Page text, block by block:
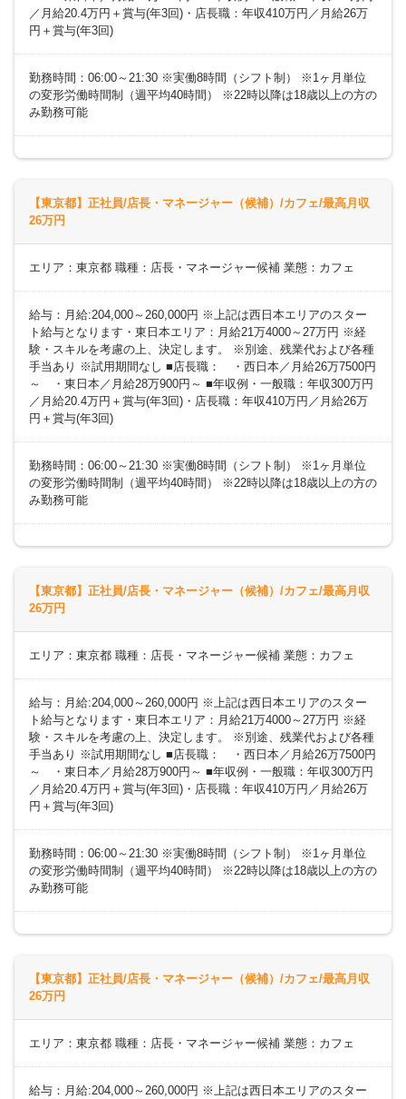
／月給20.4万円＋賞与(年3回)・店長職：年収410万円／月給26万
円＋賞与(年3回)
勤務時間：06:00～21:30 ※実働8時間（シフト制） ※1ヶ月単位
の変形労働時間制（週平均40時間） ※22時以降は18歳以上の方の
み勤務可能
【東京都】正社員/店長・マネージャー（候補）/カフェ/最高月収
26万円
エリア：東京都 職種：店長・マネージャー候補 業態：カフェ
給与：月給:204,000～260,000円 ※上記は西日本エリアのスター
ト給与となります・東日本エリア：月給21万4000～27万円 ※経
験・スキルを考慮の上、決定します。 ※別途、残業代および各種
手当あり ※試用期間なし ■店長職： ・西日本／月給26万7500円
～ ・東日本／月給28万900円～ ■年収例・一般職：年収300万円
／月給20.4万円＋賞与(年3回)・店長職：年収410万円／月給26万
円＋賞与(年3回)
勤務時間：06:00～21:30 ※実働8時間（シフト制） ※1ヶ月単位
の変形労働時間制（週平均40時間） ※22時以降は18歳以上の方の
み勤務可能
【東京都】正社員/店長・マネージャー（候補）/カフェ/最高月収
26万円
エリア：東京都 職種：店長・マネージャー候補 業態：カフェ
給与：月給:204,000～260,000円 ※上記は西日本エリアのスター
ト給与となります・東日本エリア：月給21万4000～27万円 ※経
験・スキルを考慮の上、決定します。 ※別途、残業代および各種
手当あり ※試用期間なし ■店長職： ・西日本／月給26万7500円
～ ・東日本／月給28万900円～ ■年収例・一般職：年収300万円
／月給20.4万円＋賞与(年3回)・店長職：年収410万円／月給26万
円＋賞与(年3回)
勤務時間：06:00～21:30 ※実働8時間（シフト制） ※1ヶ月単位
の変形労働時間制（週平均40時間） ※22時以降は18歳以上の方の
み勤務可能
【東京都】正社員/店長・マネージャー（候補）/カフェ/最高月収
26万円
エリア：東京都 職種：店長・マネージャー候補 業態：カフェ
給与：月給:204,000～260,000円 ※上記は西日本エリアのスター